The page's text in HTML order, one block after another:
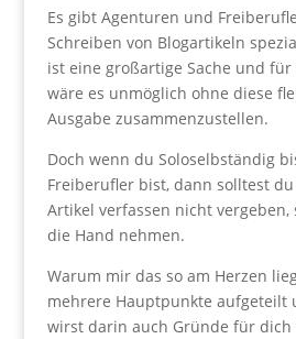
Es gibt Agenturen und
Schreiben von Blogartikeln
ist eine großartige Sache und für
wäre es unmöglich ohne diese
Ausgabe zusammenzustellen.
Doch wenn du Soloselbständig
Freiberufler bist, dann solltest
Artikel verfassen nicht
die Hand nehmen.
Warum mir das so am Herzen
mehrere Hauptpunkte aufgeteilt
wirst darin auch Gründe für dich